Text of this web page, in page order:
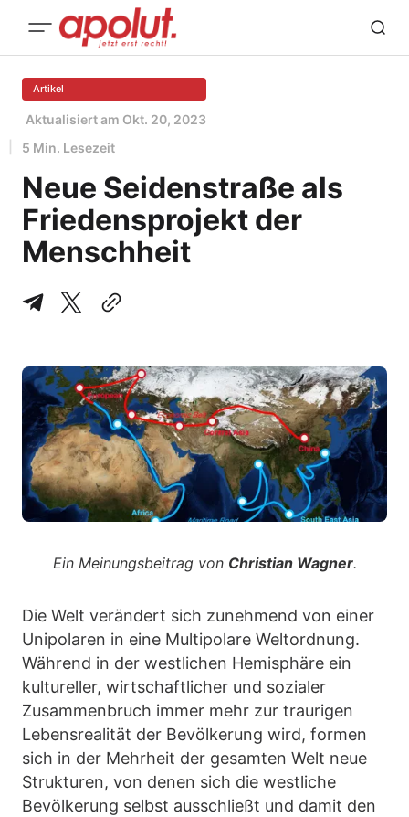
Artikel
Aktualisiert am Okt. 20, 2023
5 Min. Lesezeit
Neue Seidenstraße als
Friedensprojekt der
Menschheit
Ein Meinungsbeitrag von Christian Wagner.
Die Welt verändert sich zunehmend von einer
Unipolaren in eine Multipolare Weltordnung.
Während in der westlichen Hemisphäre ein
kultureller, wirtschaftlicher und sozialer
Zusammenbruch immer mehr zur traurigen
Lebensrealität der Bevölkerung wird, formen
sich in der Mehrheit der gesamten Welt neue
Strukturen, von denen sich die westliche
Bevölkerung selbst ausschließt und damit den